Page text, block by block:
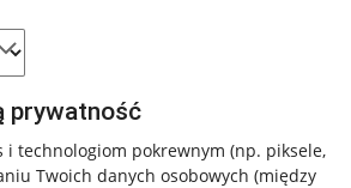
prywatność
i technologiom pokrewnym (np. piksele,
Twoich danych osobowych (między